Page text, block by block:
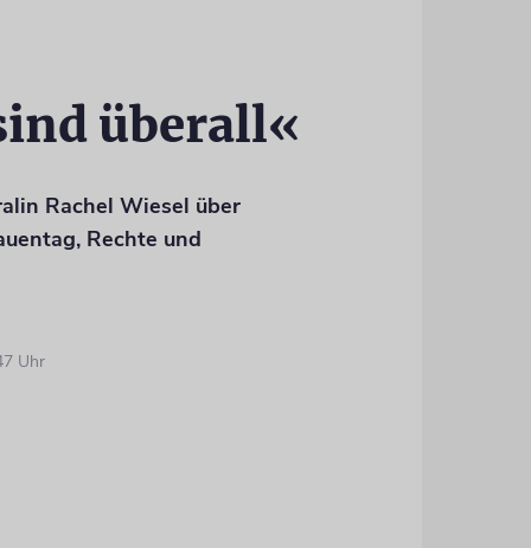
überall«
Rachel Wiesel über
Rechte und
Uhr